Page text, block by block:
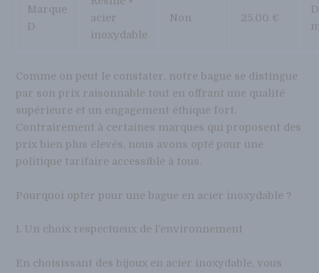
Marque
D
acier
inoxydable
Non 25,00 €
Comme on peut le constater, notre bague se distingue
par son prix raisonnable tout en offrant une qualité
supérieure et un engagement éthique fort.
Contrairement à certaines marques qui proposent des
prix bien plus élevés, nous avons opté pour une
politique tarifaire accessible à tous.
Pourquoi opter pour une bague en acier inoxydable ?
1. Un choix respectueux de l’environnement
En choisissant des bijoux en acier inoxydable, vous